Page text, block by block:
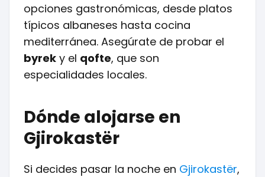
opciones gastronómicas, desde platos
típicos albaneses hasta cocina
mediterránea. Asegúrate de probar el
byrek y el qofte, que son
especialidades locales.
Dónde alojarse en
Gjirokastër
Si decides pasar la noche en Gjirokastër,